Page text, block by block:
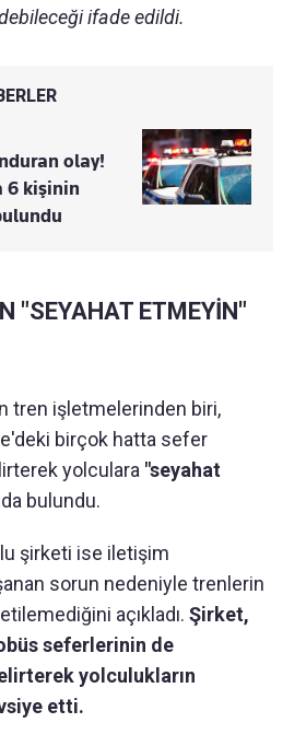
ifade edildi.
olay!
6 kişinin
"SEYAHAT ETMEYİN"
tren işletmelerinden biri,
birçok hatta sefer
yolculara "seyahat
bulundu.
şirketi ise iletişim
sorun nedeniyle trenlerin
açıkladı. Şirket,
seferlerinin de
yolculukların
etti.